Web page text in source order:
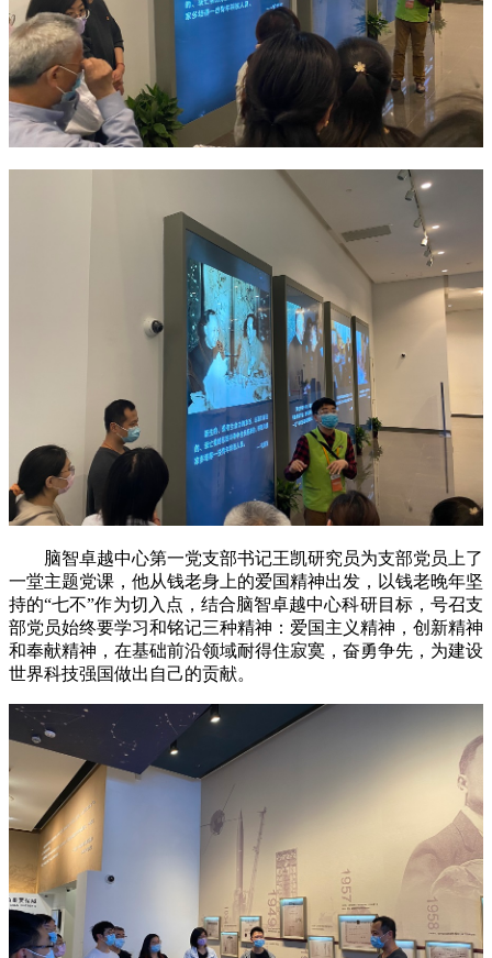
脑智卓越中心第一党支部书记王凯研究员为支部党员上了
一堂主题党课，他从钱老身上的爱国精神出发，以钱老晚年坚
持的“七不”作为切入点，结合脑智卓越中心科研目标，号召支
部党员始终要学习和铭记三种精神：爱国主义精神，创新精神
和奉献精神，在基础前沿领域耐得住寂寞，奋勇争先，为建设
世界科技强国做出自己的贡献。